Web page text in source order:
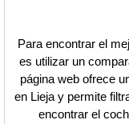
Para encontrar el
es utilizar un
página web ofrece
en Lieja y permite
encontrar el